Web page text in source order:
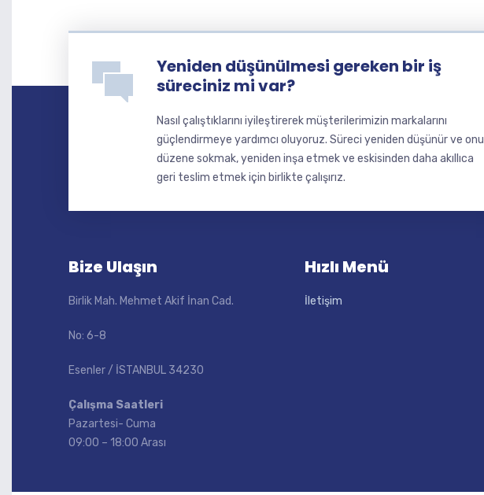
Yeniden düşünülmesi gereken bir iş
süreciniz mi var?
Nasıl çalıştıklarını iyileştirerek müşterilerimizin markalarını
güçlendirmeye yardımcı oluyoruz. Süreci yeniden düşünür ve onu
düzene sokmak, yeniden inşa etmek ve eskisinden daha akıllıca
geri teslim etmek için birlikte çalışırız.
Bize Ulaşın
Birlik Mah. Mehmet Akif İnan Cad.
No: 6-8
Esenler / İSTANBUL 34230
Çalışma Saatleri
Pazartesi- Cuma
09:00 – 18:00 Arası
Hızlı Menü
İletişim